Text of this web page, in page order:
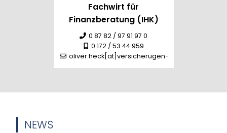
Fachwirt für
Finanzberatung (IHK)
0 87 82 / 97 91 97 0
0 172 / 53 44 959
oliver.heck[at]versicherugen-heck.de
NEWS